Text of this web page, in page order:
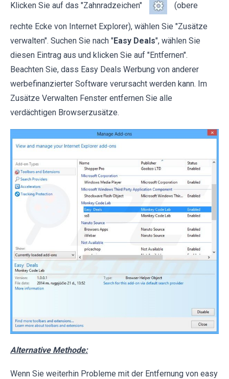
Klicken Sie auf das "Zahnradzeichen" (obere
rechte Ecke von Internet Explorer), wählen Sie "Zusätze
verwalten". Suchen Sie nach "Easy Deals", wählen Sie
diesen Eintrag aus und klicken Sie auf "Entfernen".
Beachten Sie, dass Easy Deals Werbung von anderer
werbefinanzierter Software verursacht werden kann. Im
Zusätze Verwalten Fenster entfernen Sie alle
verdächtigen Browserzusätze.
Alternative Methode:
Wenn Sie weiterhin Probleme mit der Entfernung von easy